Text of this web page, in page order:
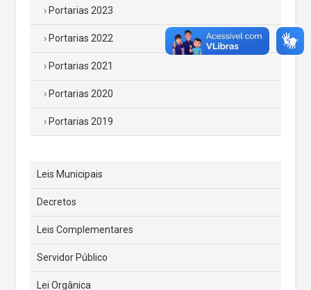
Portarias 2023
Portarias 2022
Portarias 2021
Portarias 2020
Portarias 2019
Leis Municipais
Decretos
Leis Complementares
Servidor Público
Lei Orgânica